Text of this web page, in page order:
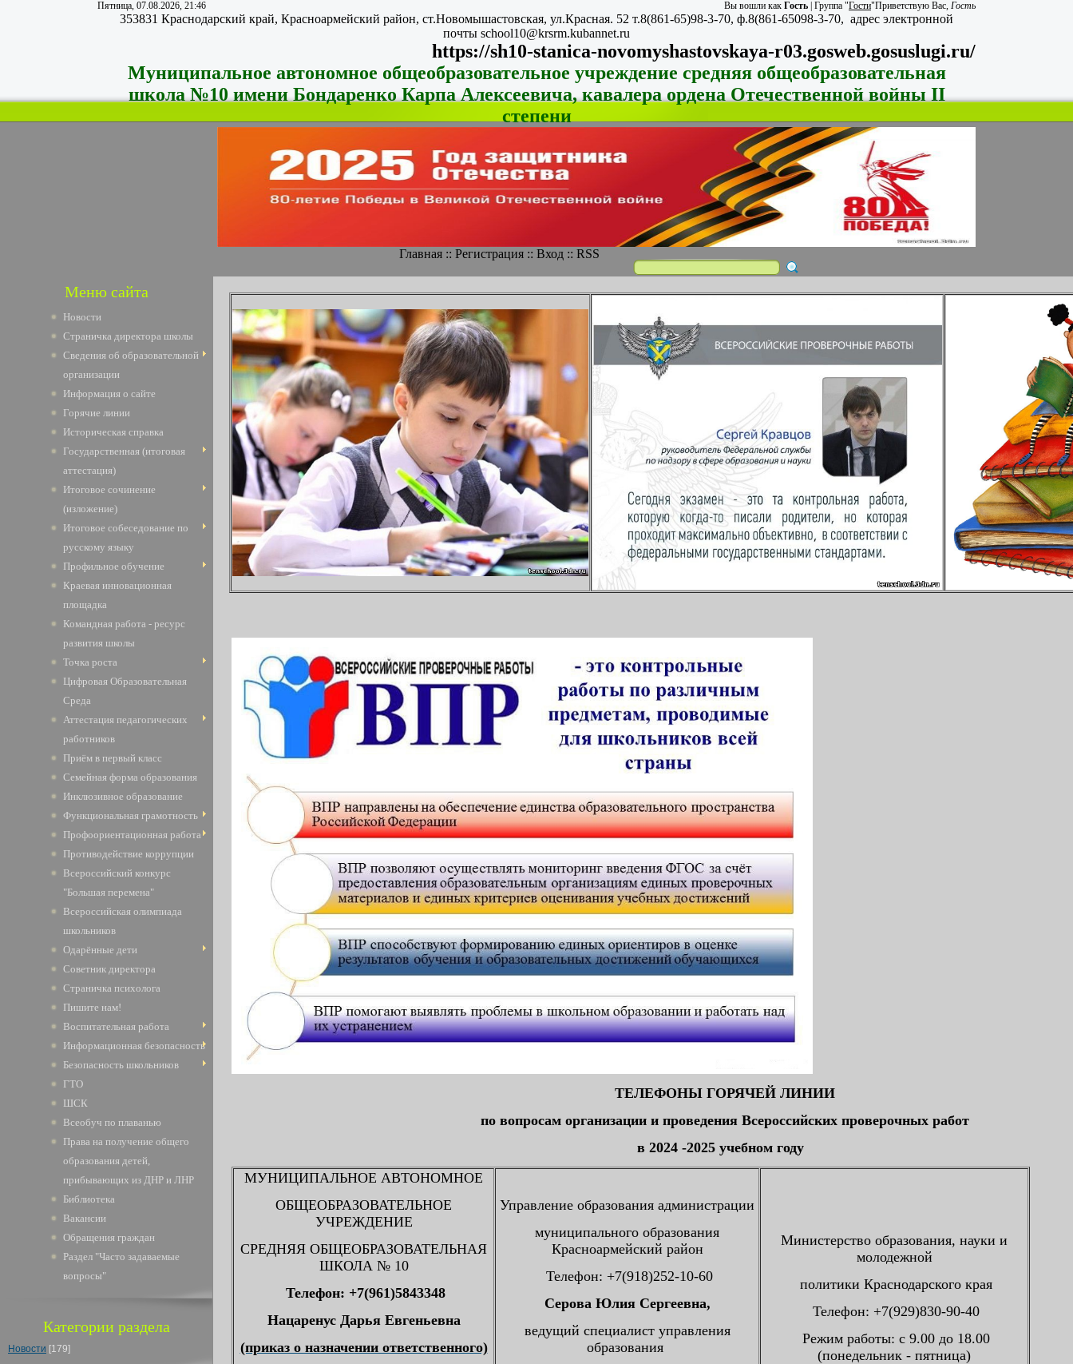
Пятница, 07.08.2026, 21:46 Вы вошли как Гость Группа "Гости"Приветствую Вас, Гость
353831 Краснодарский край, Красноармейский район, ст.Новомышастовская, ул.Красная. 52 т.8(861-65)98-3-70, ф.8(861-65098-3-70, адрес электронной
почты school10@krsrm.kubannet.ru
https://sh10-stanica-novomyshastovskaya-r03.gosweb.gosuslugi.ru/
Муниципальное автономное общеобразовательное учреждение средняя общеобразовательная
школа №10 имени Бондаренко Карпа Алексеевича, кавалера ордена Отечественной войны II
степени
Главная:: Регистрация:: Вход:: RSS
Меню сайта
Новости
Страничка директора школы
Сведения об образовательной
организации
Информация о сайте
Горячие линии
Историческая справка
Государственная (итоговая
аттестация)
Итоговое сочинение
(изложение)
Итоговое собеседование по
русскому языку
Профильное обучение
Краевая инновационная
площадка
Командная работа - ресурс
развития школы
Точка роста
Цифровая Образовательная
Среда
Аттестация педагогических
работников
Приём в первый класс
Семейная форма образования
Инклюзивное образование
Функциональная грамотность
Профоориентационная работа
Противодействие коррупции
Всероссийский конкурс
"Большая перемена"
Всероссийская олимпиада
школьников
Одарённые дети
Советник директора
Страничка психолога
Пишите нам!
Воспитательная работа
Информационная безопасность
Безопасность школьников
ГТО
ШСК
Всеобуч по плаванью
Права на получение общего
образования детей,
прибывающих из ДНР и ЛНР
Библиотека
Вакансии
Обращения граждан
Раздел "Часто задаваемые
вопросы"
Категории раздела
Новости [179]
ТЕЛЕФОНЫ ГОРЯЧЕЙ ЛИНИИ
по вопросам организации и проведения Всероссийских проверочных работ
в 2024 -2025 учебном году
МУНИЦИПАЛЬНОЕ АВТОНОМНОЕ
ОБЩЕОБРАЗОВАТЕЛЬНОЕ
УЧРЕЖДЕНИЕ
СРЕДНЯЯ ОБЩЕОБРАЗОВАТЕЛЬНАЯ
ШКОЛА № 10
Телефон: +7(961)5843348
Нацаренус Дарья Евгеньевна
(приказ о назначении ответственного)
Управление образования администрации
муниципального образования
Красноармейский район
Телефон: +7(918)252-10-60
Серова Юлия Сергеевна,
ведущий специалист управления
образования
Министерство образования, науки и
молодежной
политики Краснодарского края
Телефон: +7(929)830-90-40
Режим работы: с 9.00 до 18.00
(понедельник - пятница)